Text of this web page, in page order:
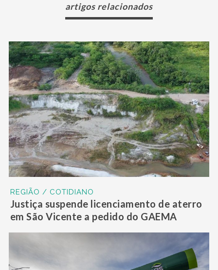
artigos relacionados
REGIÃO / COTIDIANO
Justiça suspende licenciamento de aterro
em São Vicente a pedido do GAEMA